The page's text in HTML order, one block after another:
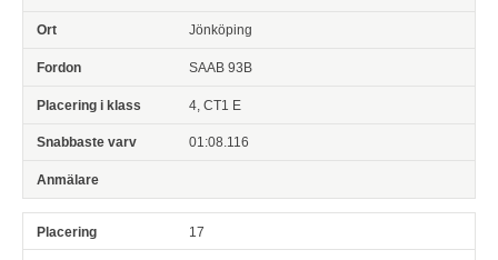
Jönköping
SAAB 93B
4, CT1 E
01:08.116
17